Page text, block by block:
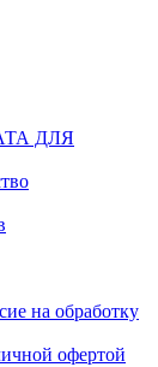
ДЛЯ
на обработку
офертой